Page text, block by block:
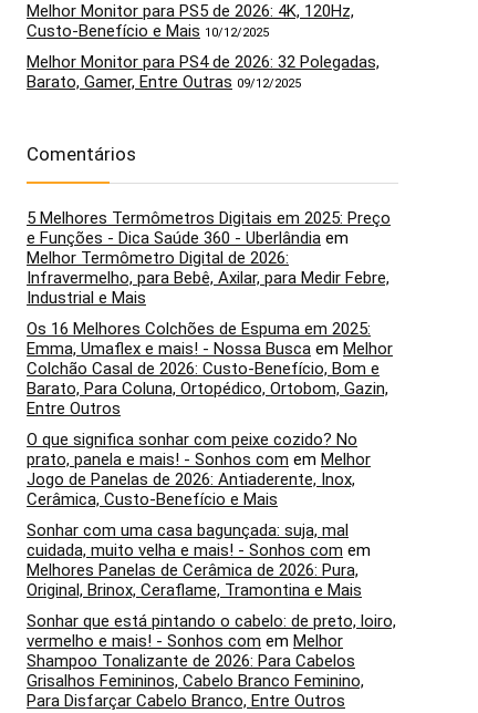
Melhor Monitor para PS5 de 2026: 4K, 120Hz,
Custo-Benefício e Mais 10/12/2025
Melhor Monitor para PS4 de 2026: 32 Polegadas,
Barato, Gamer, Entre Outras 09/12/2025
Comentários
5 Melhores Termômetros Digitais em 2025: Preço
e Funções - Dica Saúde 360 - Uberlândia em
Melhor Termômetro Digital de 2026:
Infravermelho, para Bebê, Axilar, para Medir Febre,
Industrial e Mais
Os 16 Melhores Colchões de Espuma em 2025:
Emma, Umaflex e mais! - Nossa Busca em Melhor
Colchão Casal de 2026: Custo-Benefício, Bom e
Barato, Para Coluna, Ortopédico, Ortobom, Gazin,
Entre Outros
O que significa sonhar com peixe cozido? No
prato, panela e mais! - Sonhos com em Melhor
Jogo de Panelas de 2026: Antiaderente, Inox,
Cerâmica, Custo-Benefício e Mais
Sonhar com uma casa bagunçada: suja, mal
cuidada, muito velha e mais! - Sonhos com em
Melhores Panelas de Cerâmica de 2026: Pura,
Original, Brinox, Ceraflame, Tramontina e Mais
Sonhar que está pintando o cabelo: de preto, loiro,
vermelho e mais! - Sonhos com em Melhor
Shampoo Tonalizante de 2026: Para Cabelos
Grisalhos Femininos, Cabelo Branco Feminino,
Para Disfarçar Cabelo Branco, Entre Outros